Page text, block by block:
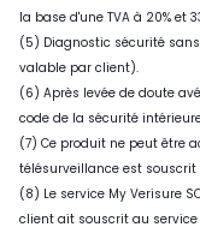
la base d'une TVA à 20% et
(5) Diagnostic sécurité
valable par client).
(6) Après levée de doute
code de la sécurité
(7) Ce produit ne peut être
télésurveillance est souscrit
(8) Le service My Verisure
client ait souscrit au